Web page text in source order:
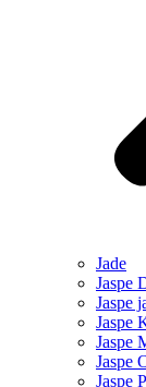
Jade
Jaspe
Jaspe
Jaspe
Jaspe
Jaspe
Jaspe